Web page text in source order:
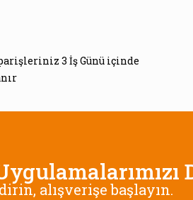
3 İş Günü içinde
alışverişe başlayın.